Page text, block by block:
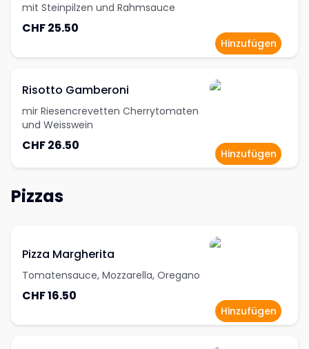
mit Steinpilzen und Rahmsauce
CHF 25.50
Hinzufügen
Risotto Gamberoni
mir Riesencrevetten Cherrytomaten
und Weisswein
CHF 26.50
Hinzufügen
Pizzas
Pizza Margherita
Tomatensauce, Mozzarella, Oregano
CHF 16.50
Hinzufügen